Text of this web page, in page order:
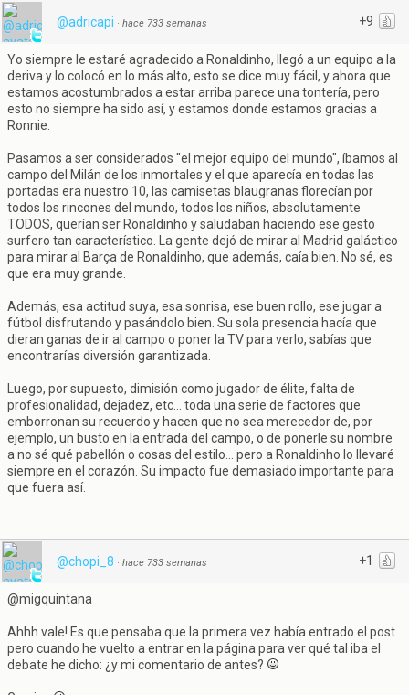
+9
@adricapi · hace 733 semanas
Yo siempre le estaré agradecido a Ronaldinho, llegó a un equipo a la
deriva y lo colocó en lo más alto, esto se dice muy fácil, y ahora que
estamos acostumbrados a estar arriba parece una tontería, pero
esto no siempre ha sido así, y estamos donde estamos gracias a
Ronnie.
Pasamos a ser considerados "el mejor equipo del mundo", íbamos al
campo del Milán de los inmortales y el que aparecía en todas las
portadas era nuestro 10, las camisetas blaugranas florecían por
todos los rincones del mundo, todos los niños, absolutamente
TODOS, querían ser Ronaldinho y saludaban haciendo ese gesto
surfero tan característico. La gente dejó de mirar al Madrid galáctico
para mirar al Barça de Ronaldinho, que además, caía bien. No sé, es
que era muy grande.
Además, esa actitud suya, esa sonrisa, ese buen rollo, ese jugar a
fútbol disfrutando y pasándolo bien. Su sola presencia hacía que
dieran ganas de ir al campo o poner la TV para verlo, sabías que
encontrarías diversión garantizada.
Luego, por supuesto, dimisión como jugador de élite, falta de
profesionalidad, dejadez, etc... toda una serie de factores que
emborronan su recuerdo y hacen que no sea merecedor de, por
ejemplo, un busto en la entrada del campo, o de ponerle su nombre
a no sé qué pabellón o cosas del estilo... pero a Ronaldinho lo llevaré
siempre en el corazón. Su impacto fue demasiado importante para
que fuera así.
+1
@chopi_8 · hace 733 semanas
@migquintana
Ahhh vale! Es que pensaba que la primera vez había entrado el post
pero cuando he vuelto a entrar en la página para ver qué tal iba el
debate he dicho: ¿y mi comentario de antes?